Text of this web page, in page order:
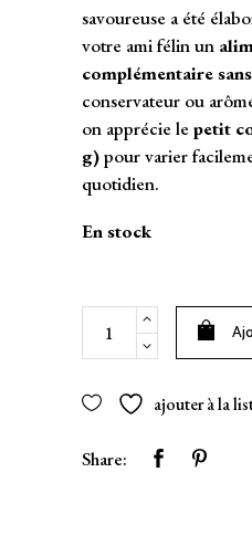
savoureuse a été
votre ami félin un
complémentaire
conservateur ou
on apprécie lepetit
g)pour varier
quotidien.
En stock
pour
Thon
-
ajouter à la
Share: